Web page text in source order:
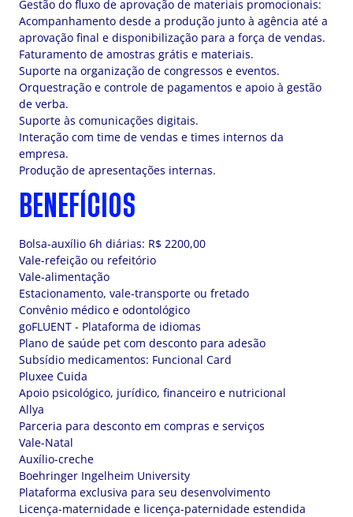
Gestão do fluxo de aprovação de materiais promocionais:
Acompanhamento desde a produção junto à agência até a
aprovação final e disponibilização para a força de vendas.
Faturamento de amostras grátis e materiais.
Suporte na organização de congressos e eventos.
Orquestração e controle de pagamentos e apoio à gestão
de verba.
Suporte às comunicações digitais.
Interação com time de vendas e times internos da
empresa.
Produção de apresentações internas.
BENEFÍCIOS
Bolsa-auxílio 6h diárias: R$ 2200,00
Vale-refeição ou refeitório
Vale-alimentação
Estacionamento, vale-transporte ou fretado
Convênio médico e odontológico
goFLUENT - Plataforma de idiomas
Plano de saúde pet com desconto para adesão
Subsídio medicamentos: Funcional Card
Pluxee Cuida
Apoio psicológico, jurídico, financeiro e nutricional
Allya
Parceria para desconto em compras e serviços
Vale-Natal
Auxílio-creche
Boehringer Ingelheim University
Plataforma exclusiva para seu desenvolvimento
Licença-maternidade e licença-paternidade estendida